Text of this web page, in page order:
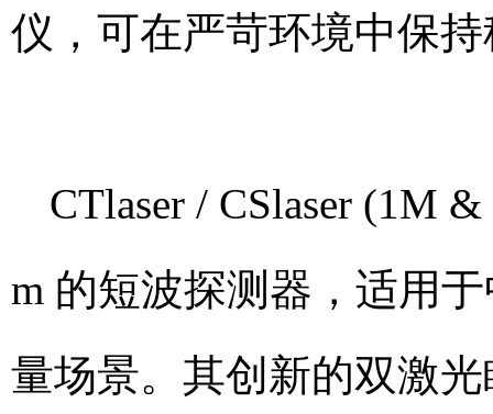
仪，可在严苛环境中保
CTlaser / CSlaser (1M
m 的短波探测器，适用
量场景。其创新的双激